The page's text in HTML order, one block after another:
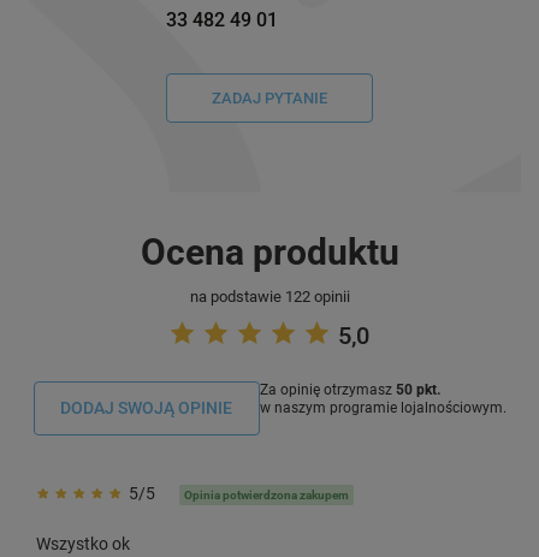
33 482 49 01
ZADAJ PYTANIE
Ocena produktu
na podstawie 122 opinii
5,0
DODAJ SWOJĄ OPINIE
Za opinię otrzymasz 50 pkt.
w naszym programie lojalnościowym.
5/5 Opinia potwierdzona zakupem
Wszystko ok